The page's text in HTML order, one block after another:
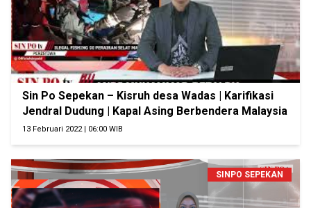
Sin Po Sepekan – Kisruh desa Wadas | Karifikasi
Jendral Dudung | Kapal Asing Berbendera Malaysia
13 Februari 2022 | 06:00 WIB
SINPO SEPEKAN